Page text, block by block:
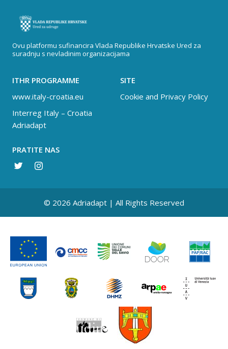
Ovu platformu sufinancira Vlada Republike Hrvatske Ured za
suradnju s nevladinim organizacijama
ITHR PROGRAMME
www.italy-croatia.eu
Interreg Italy – Croatia
Adriadapt
SITE
Cookie and Privacy Policy
PRATITE NAS
© 2026 Adriadapt | All Rights Reserved